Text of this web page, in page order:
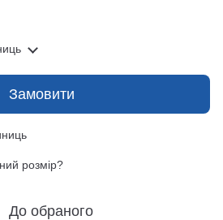
Замовити
розмір?
До обраного